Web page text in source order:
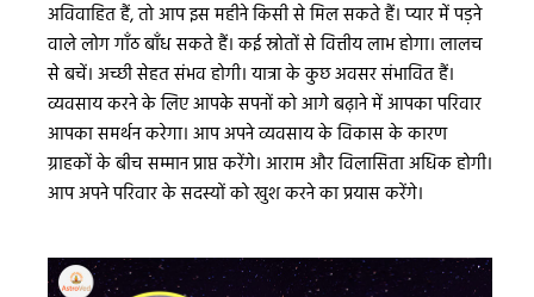
अविवाहित हैं, तो आप इस महीने किसी से मिल सकते हैं। प्यार में पड़ने
वाले लोग गाँठ बाँध सकते हैं। कई स्रोतों से वित्तीय लाभ होगा। लालच
से बचें। अच्छी सेहत संभव होगी। यात्रा के कुछ अवसर संभावित हैं।
व्यवसाय करने के लिए आपके सपनों को आगे बढ़ाने में आपका परिवार
आपका समर्थन करेगा। आप अपने व्यवसाय के विकास के कारण
ग्राहकों के बीच सम्मान प्राप्त करेंगे। आराम और विलासिता अधिक होगी।
आप अपने परिवार के सदस्यों को खुश करने का प्रयास करेंगे।